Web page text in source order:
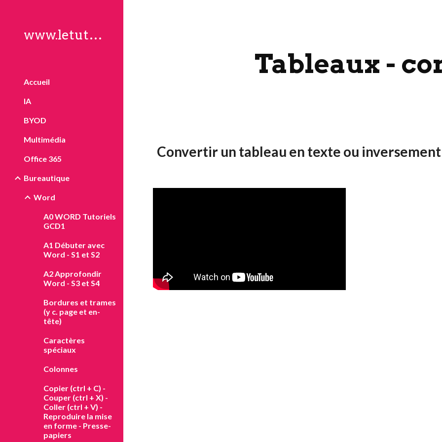
www.letuto.ch
Accueil
IA
BYOD
Multimédia
Office 365
Bureautique
Word
A0 WORD Tutoriels
GCD1
A1 Débuter avec
Word - S1 et S2
A2 Approfondir
Word - S3 et S4
Bordures et trames
(y c. page et en-
tête)
Caractères
spéciaux
Colonnes
Copier (ctrl + C) -
Couper (ctrl + X) -
Coller (ctrl + V) -
Reproduire la mise
en forme - Presse-
papiers
Tableaux -
Convertir un tableau en texte ou inversement